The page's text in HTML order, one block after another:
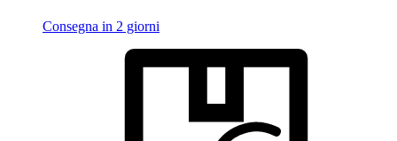
Consegna in 2 giorni